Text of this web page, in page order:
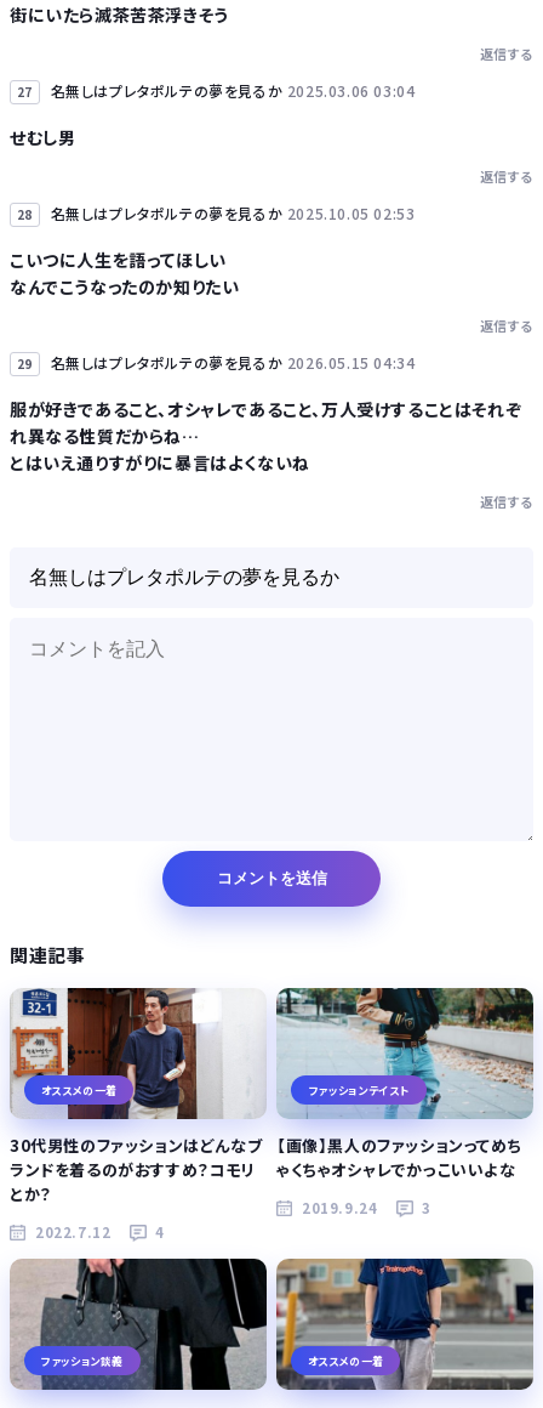
街にいたら滅茶苦茶浮きそう
返信する
27 名無しはプレタポルテの夢を見るか 2025.03.06 03:04
せむし男
返信する
28 名無しはプレタポルテの夢を見るか 2025.10.05 02:53
こいつに人生を語ってほしい
なんでこうなったのか知りたい
返信する
29 名無しはプレタポルテの夢を見るか 2026.05.15 04:34
服が好きであること、オシャレであること、万人受けすることはそれぞ
れ異なる性質だからね…
とはいえ通りすがりに暴言はよくないね
返信する
関連記事
オススメの一着
30代男性のファッションはどんなブ
ランドを着るのがおすすめ？コモリ
とか？
2022.7.12 4
ファッションテイスト
【画像】黒人のファッションってめち
ゃくちゃオシャレでかっこいいよな
2019.9.24 3
ファッション談義 オススメの一着